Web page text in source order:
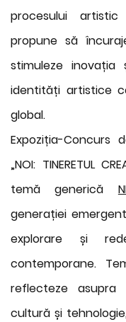
procesului
propune să
stimuleze
identități artistice
global.
Expoziția-Concurs
„NOI: TINERETUL
temă generică
generației
explorare și
contemporane.
reflecteze asupra
cultură și